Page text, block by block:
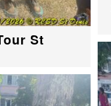
St